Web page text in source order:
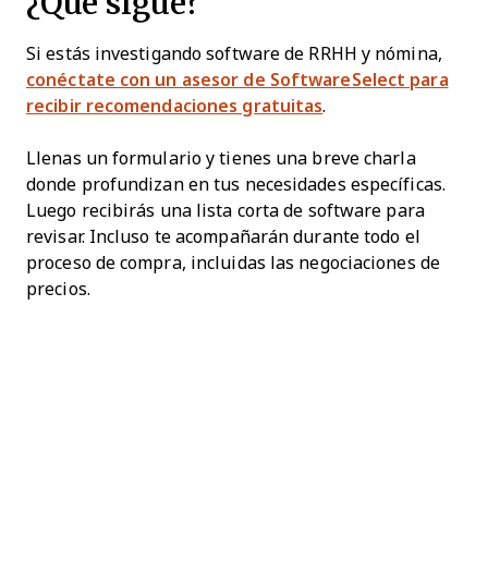
Si estás investigando software de RRHH y nómina,
conéctate con un asesor de SoftwareSelect para
recibir recomendaciones gratuitas.
Llenas un formulario y tienes una breve charla
donde profundizan en tus necesidades específicas.
Luego recibirás una lista corta de software para
revisar. Incluso te acompañarán durante todo el
proceso de compra, incluidas las negociaciones de
precios.